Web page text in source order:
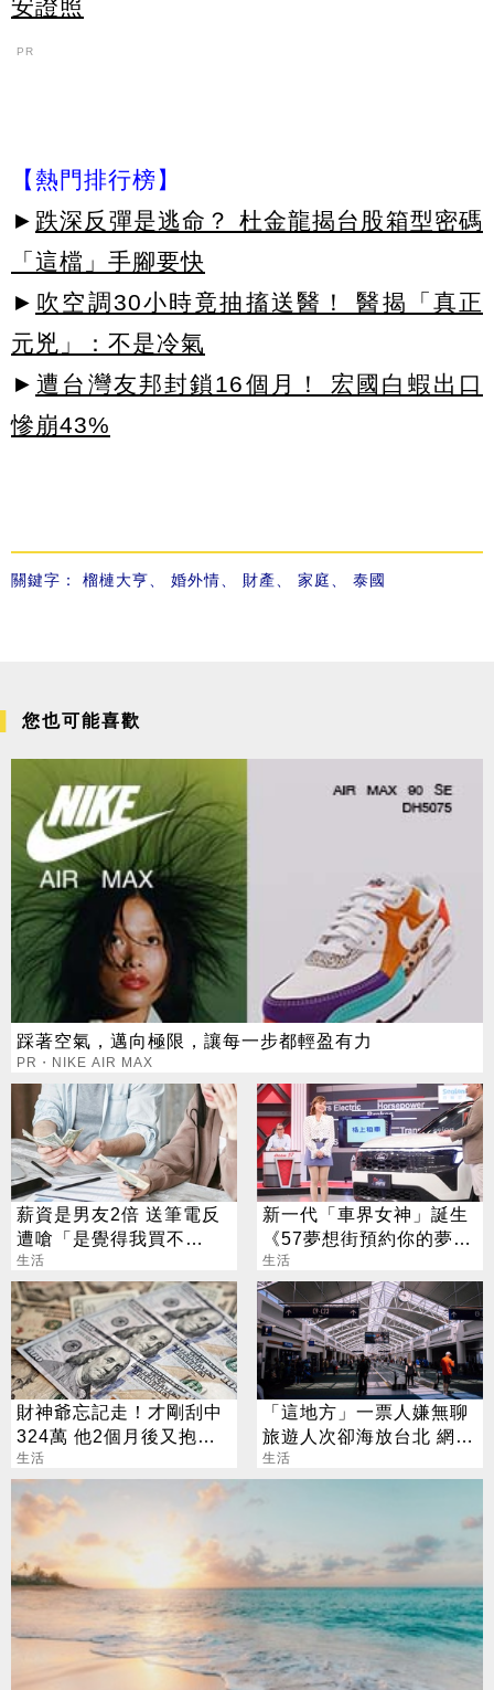
安證照
PR
【熱門排行榜】
► 跌深反彈是逃命？ 杜金龍揭台股箱型密碼
「這檔」手腳要快
► 吹空調30小時竟抽搐送醫！ 醫揭「真正
元兇」：不是冷氣
► 遭台灣友邦封鎖16個月！ 宏國白蝦出口
慘崩43%
關鍵字： 榴槤大亨 婚外情 財產 家庭 泰國
您也可能喜歡
踩著空氣，邁向極限，讓每一步都輕盈有力
PR・NIKE AIR MAX
薪資是男友2倍 送筆電反
遭嗆「是覺得我買不
起」？ 網齊勸快逃
生活
新一代「車界女神」誕生
《57夢想街預約你的夢
想》新任主持人巫嘉芬首
戰告捷
生活
財神爺忘記走！才剛刮中
324萬 他2個月後又抱回
3243萬
生活
「這地方」一票人嫌無聊
旅遊人次卻海放台北 網曝
關鍵優勢
生活